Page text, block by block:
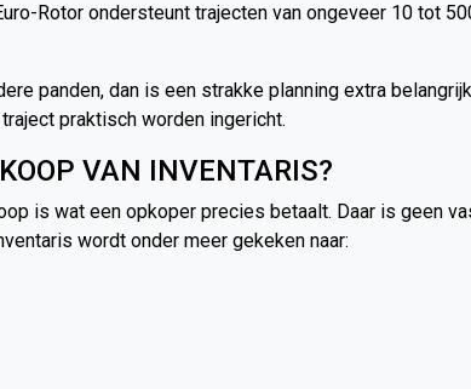
Rotor ondersteunt trajecten van ongeveer 10 tot
panden, dan is een strakke planning extra
praktisch worden ingericht.
VAN INVENTARIS?
is wat een opkoper precies betaalt. Daar is geen
wordt onder meer gekeken naar: